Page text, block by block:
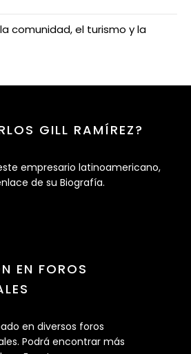
comunidad, el turismo y la
GILL RAMÍREZ?
empresario latinoamericano,
de su Biografía.
EN FOROS
en diversos foros
Podrá encontrar más